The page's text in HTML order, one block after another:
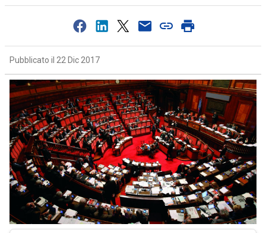
Pubblicato il 22 Dic 2017